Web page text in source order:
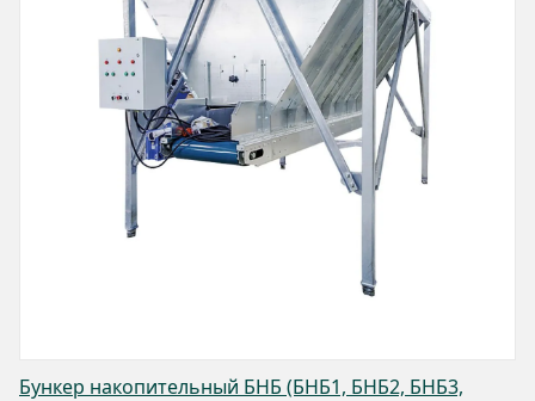
Бункер накопительный БНБ (БНБ1, БНБ2, БНБ3,